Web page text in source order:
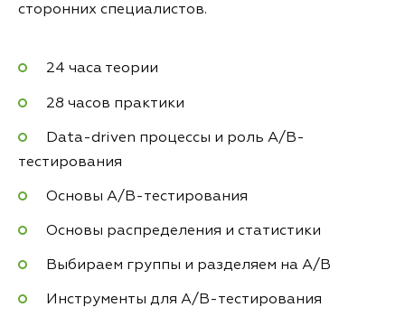
сторонних специалистов.
24 часа теории
28 часов практики
Data-driven процессы и роль A/B-
тестирования
Основы A/B-тестирования
Основы распределения и статистики
Выбираем группы и разделяем на A/B
Инструменты для А/B-тестирования